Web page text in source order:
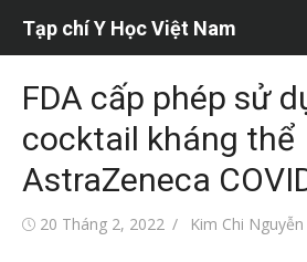
dung
Tạp chí Y Học Việt Nam
FDA cấp phép sử
cocktail kháng thể
AstraZeneca
Đăng20 Tháng 2, 2022
Tác
Kim Chi